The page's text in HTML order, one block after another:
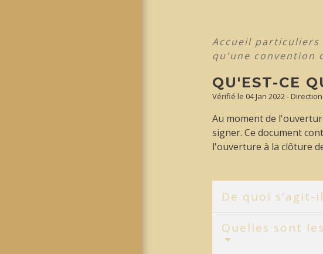
Accueil particuliers
qu'une convention
QU'EST-CE
Vérifié le 04 Jan 2022 -
Au moment de
signer. Ce document
l'ouverture à la clôture
De quoi s'agit-
Quelles sont